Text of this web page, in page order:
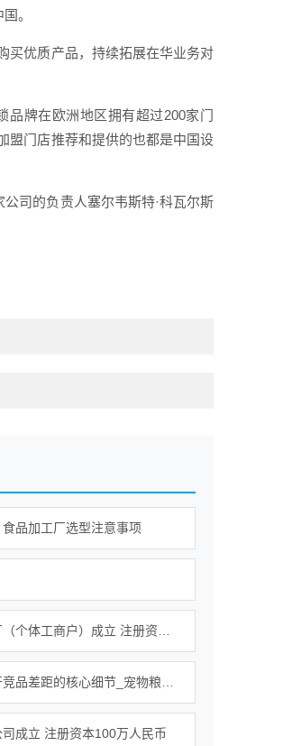
。
买优质产品，持续拓展在华业务对
品牌在欧洲地区拥有超过200家门
盟门店推荐和提供的也都是中国设
司的负责人塞尔韦斯特·科瓦尔斯
品加工厂选型注意事项
成立 注册资本100万人民币